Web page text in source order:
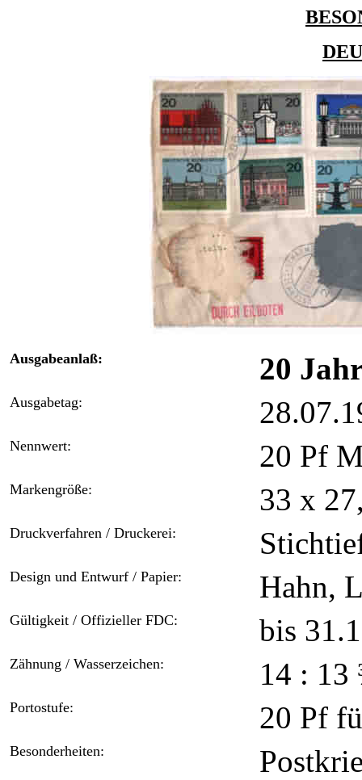
Ausgabeanlaß: 20
Ausgabetag:
Nennwert: 20 Pf
Markengröße: 33 x
Druckverfahren / Druckerei:
Design und Entwurf / Papier: Hahn,
Gültigkeit / Offizieller FDC: bis
Zähnung / Wasserzeichen: 14 :
Portostufe: 20 Pf
Besonderheiten: